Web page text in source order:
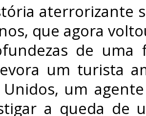
aterrorizante
que agora
de uma
um turista
Unidos, um
a queda de